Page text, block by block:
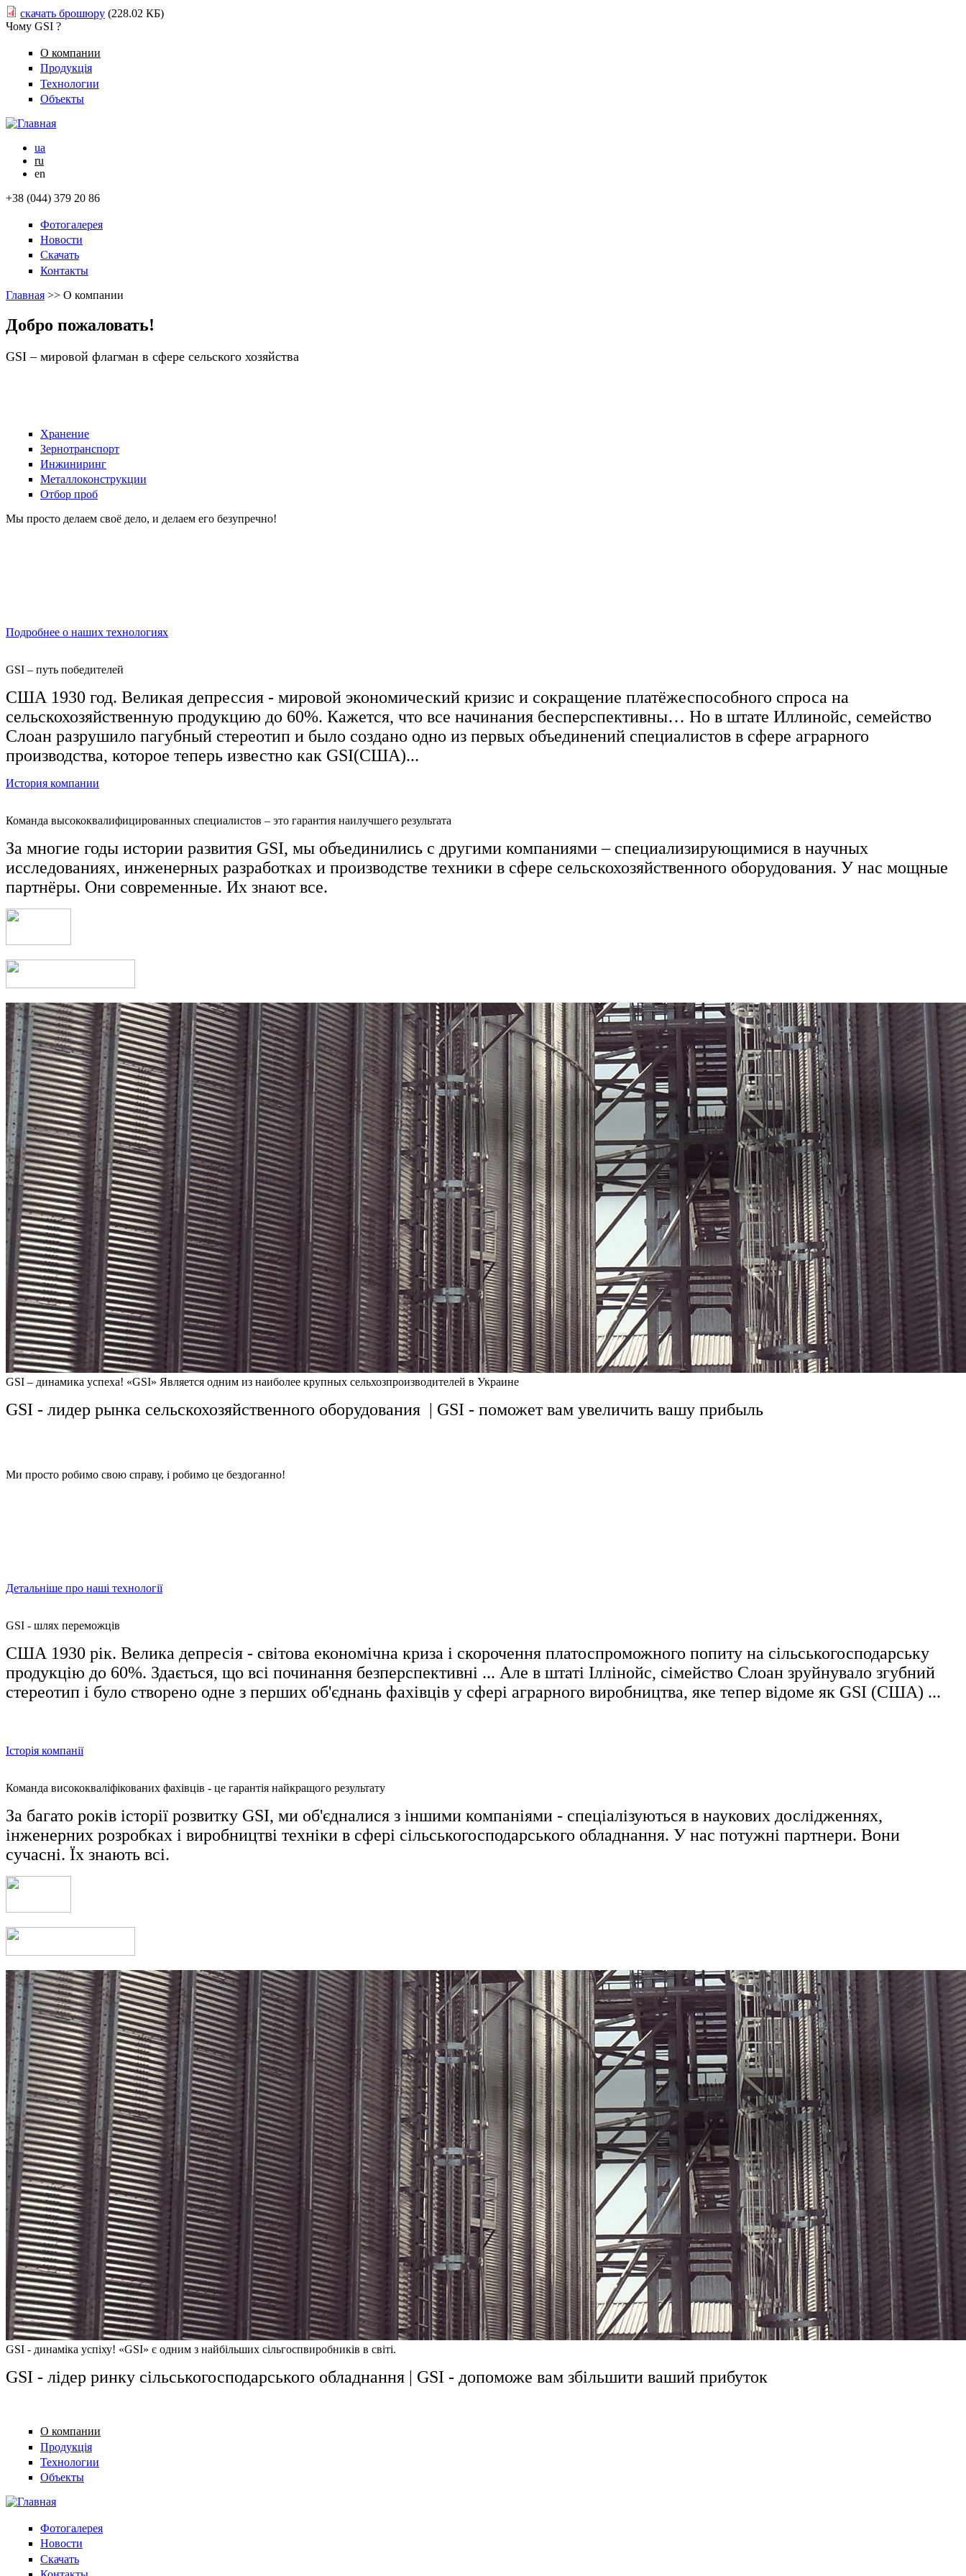
скачать брошюру (228.02 КБ)
Чому GSI ?
О компании
Продукція
Технологии
Объекты
ua
ru
en
+38 (044) 379 20 86
Фотогалерея
Новости
Скачать
Контакты
Главная >> О компании
Добро пожаловать!
GSI – мировой флагман в сфере сельского хозяйства
Хранение
Зернотранспорт
Инжиниринг
Металлоконструкции
Отбор проб
Мы просто делаем своё дело, и делаем его безупречно!
Подробнее о наших технологиях
GSI – путь победителей
США 1930 год. Великая депрессия - мировой экономический кризис и сокращение платёжеспособного спроса на
сельскохозяйственную продукцию до 60%. Кажется, что все начинания бесперспективны… Но в штате Иллинойс, семейство
Слоан разрушило пагубный стереотип и было создано одно из первых объединений специалистов в сфере аграрного
производства, которое теперь известно как GSI(США)...
История компании
Команда высококвалифицированных специалистов – это гарантия наилучшего результата
За многие годы истории развития GSI, мы объединились с другими компаниями – специализирующимися в научных
исследованиях, инженерных разработках и производстве техники в сфере сельскохозяйственного оборудования. У нас мощные
партнёры. Они современные. Их знают все.
GSI – динамика успеха! «GSI» Является одним из наиболее крупных сельхозпроизводителей в Украине
GSI - лидер рынка сельскохозяйственного оборудования GSI - поможетвам увеличить вашу прибыль
Ми просто робимо свою справу, і робимо це бездоганно!
Детальніше про наші технології
GSI - шлях переможців
США 1930 рік. Велика депресія - світова економічна криза і скорочення платоспроможного попиту на сільськогосподарську
продукцію до 60%. Здається, що всі починання безперспективні ... Але в штаті Іллінойс, сімейство Слоан зруйнувало згубний
стереотип і було створено одне з перших об'єднань фахівців у сфері аграрного виробництва, яке тепер відоме як GSI (США) ...
Історія компанії
Команда висококваліфікованих фахівців - це гарантія найкращого результату
За багато років історії розвитку GSI, ми об'єдналися з іншими компаніями - спеціалізуються в наукових дослідженнях,
інженерних розробках і виробництві техніки в сфері сільськогосподарського обладнання. У нас потужні партнери. Вони
сучасні. Їх знають всі.
GSI - динаміка успіху! «GSI» є одним з найбільших сільгоспвиробників в світі.
GSI - лідер ринку сільськогосподарського обладнання | GSI - допоможе вам збільшити ваший прибуток
О компании
Продукція
Технологии
Объекты
Фотогалерея
Новости
Скачать